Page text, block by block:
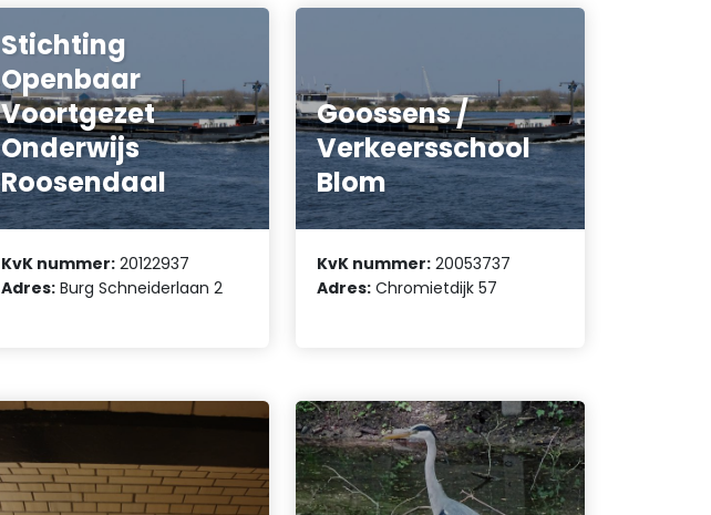
Stichting
Openbaar
Voortgezet
Onderwijs
Roosendaal
KvK nummer: 20122937
Adres: Burg Schneiderlaan 2
Goossens /
Verkeersschool
Blom
KvK nummer: 20053737
Adres: Chromietdijk 57